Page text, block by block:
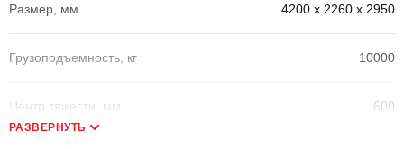
Размер, мм 4200 х 2260 х 2950
Грузоподъемность, кг 10000
Центр тяжести, мм 600
РАЗВЕРНУТЬ